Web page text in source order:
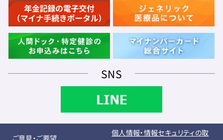
SNS
ご意見・ご要望
個人情報・情報セキュリティの取